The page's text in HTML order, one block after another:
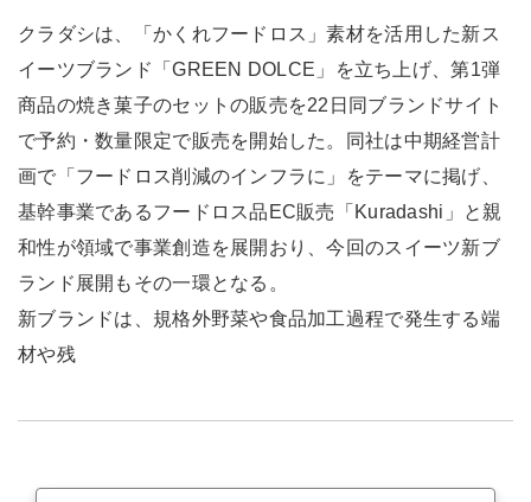
クラダシは、「かくれフードロス」素材を活用した新ス
イーツブランド「GREEN DOLCE」を立ち上げ、第1弾
商品の焼き菓子のセットの販売を22日同ブランドサイト
で予約・数量限定で販売を開始した。同社は中期経営計
画で「フードロス削減のインフラに」をテーマに掲げ、
基幹事業であるフードロス品EC販売「Kuradashi」と親
和性が領域で事業創造を展開おり、今回のスイーツ新ブ
ランド展開もその一環となる。
新ブランドは、規格外野菜や食品加工過程で発生する端
材や残